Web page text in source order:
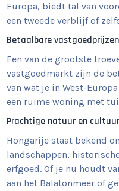
Europa, biedt tal van
een tweede verblijf of
Betaalbare vastgoedprijzen
Een van de grootste
vastgoedmarkt zijn de
van wat je in West-
een ruime woning met
Prachtige natuur en cultuur
Hongarije staat bekend
landschappen,
erfgoed. Of je nu houdt
aan het Balatonmeer of